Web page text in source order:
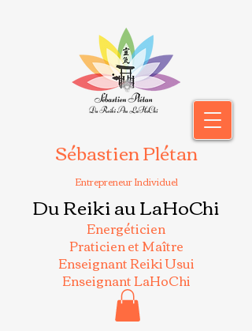
Sébastien Plétan
Entrepreneur Individuel
Du Reiki au LaHoChi
Energéticien
Praticien et Maître
Enseignant Reiki Usui
Enseignant LaHoChi